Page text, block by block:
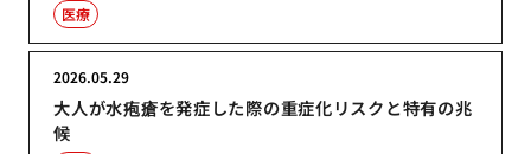
医療
大人が水疱瘡を発症した際の重症化リスクと特有の兆
候
2026.05.29